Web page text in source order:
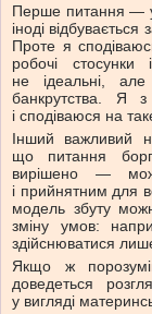
Перше питання —
іноді
Проте я
робочі стосунки
не ідеальні,
банкрутства. Я
і сподіваюся на
Інший важливий
що питання
вирішено —
і прийнятним для
модель збуту
зміну умов:
здійснюватися
Якщо ж
доведеться
у вигляді